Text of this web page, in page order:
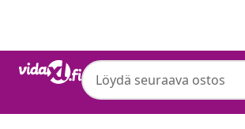
vidaXL
vidaXL Sängynrunko
tekninen puu